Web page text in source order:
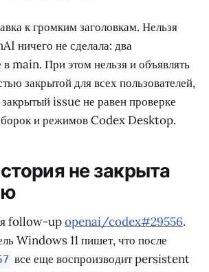
к громким заголовкам. Нельзя
ничего не сделала: два
main. При этом нельзя и объявлять
закрытой для всех пользователей,
issue не равен проверке
и режимов Codex Desktop.
не закрыта
follow-upopenai/codex#29556.
Windows 11 пишет, что после
все еще воспроизводит persistent